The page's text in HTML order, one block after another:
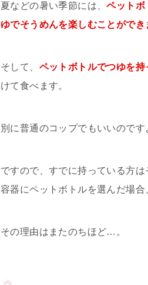
夏などの暑い季節には、ペットボ
ゆでそうめんを楽しむことができ
そして、 ペットボトルでつゆを持
けて食べます。
別に普通のコップでもいいので
ですので、すでに持っている方
容器にペットボトルを選んだ場合
その理由はまたのちほど…。